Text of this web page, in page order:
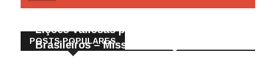
POSTS POPULARES
Lições Valiosas para Empresários
Brasileiros – Missão de Negócios China